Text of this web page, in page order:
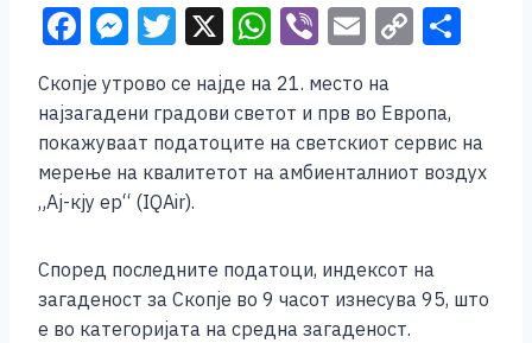
F
a
c
e
b
o
o
k
M
ss
e
n
g
er
T
tt
er
X W
h
at
s
A
p
Vi
er
E
ai
l
C
p
y
Li
k
e
Скопје утрово се најде на 21. место на
најзагадени градови светот и прв во Европа,
покажуваат податоците на светскиот сервис на
мерење на квалитетот на амбиенталниот воздух
„Ај-кју ер“ (IQAir).
Според последните податоци, индексот на
загаденост за Скопје во 9 часот изнесува 95, што
е во категоријата на средна загаденост.